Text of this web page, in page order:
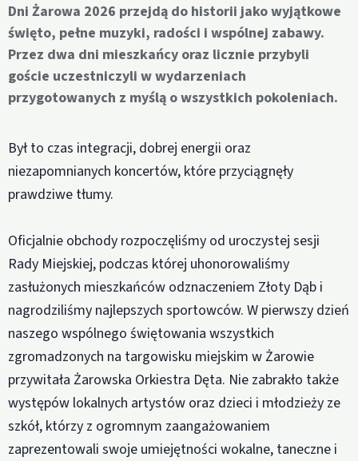
Dni Żarowa 2026 przejdą do historii jako wyjątkowe
święto, pełne muzyki, radości i wspólnej zabawy.
Przez dwa dni mieszkańcy oraz licznie przybyli
goście uczestniczyli w wydarzeniach
przygotowanych z myślą o wszystkich pokoleniach.
Był to czas integracji, dobrej energii oraz
niezapomnianych koncertów, które przyciągnęły
prawdziwe tłumy.
Oficjalnie obchody rozpoczęliśmy od uroczystej sesji
Rady Miejskiej, podczas której uhonorowaliśmy
zasłużonych mieszkańców odznaczeniem Złoty Dąb i
nagrodziliśmy najlepszych sportowców. W pierwszy dzień
naszego wspólnego świętowania wszystkich
zgromadzonych na targowisku miejskim w Żarowie
przywitała Żarowska Orkiestra Dęta. Nie zabrakło także
występów lokalnych artystów oraz dzieci i młodzieży ze
szkół, którzy z ogromnym zaangażowaniem
zaprezentowali swoje umiejętności wokalne, taneczne i